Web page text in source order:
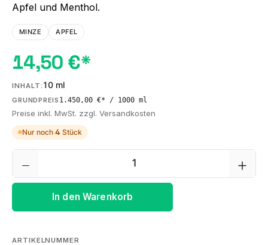
Apfel und Menthol.
MINZE APFEL
14,50 €*
INHALT: 10 ml
GRUNDPREIS 1.450,00 €* / 1000 ml
Preise inkl. MwSt. zzgl. Versandkosten
Nur noch 4 Stück
Produkt Anzahl: Gib den
In den Warenkorb
ARTIKELNUMMER